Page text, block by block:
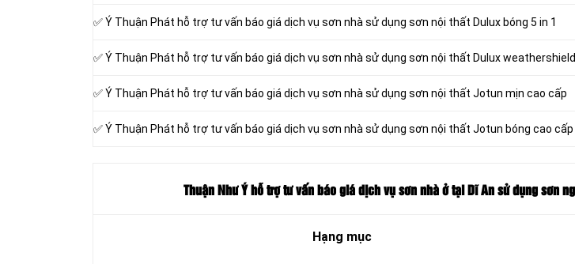
✅ Ý Thuận Phát hỗ trợ tư vấn báo giá dịch vụ sơn nhà sử dụng sơn nội thất Dulux bóng 5 in 1
✅ Ý Thuận Phát hỗ trợ tư vấn báo giá dịch vụ sơn nhà sử dụng sơn nội thất Dulux weathershield
✅ Ý Thuận Phát hỗ trợ tư vấn báo giá dịch vụ sơn nhà sử dụng sơn nội thất Jotun mịn cao cấp
✅ Ý Thuận Phát hỗ trợ tư vấn báo giá dịch vụ sơn nhà sử dụng sơn nội thất Jotun bóng cao cấp
Thuận Như Ý hỗ trợ tư vấn báo giá dịch vụ sơn nhà ở tại Dĩ An sử dụng sơn
Hạng mục